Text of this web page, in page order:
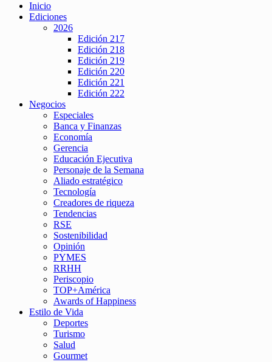
Inicio
Ediciones
2026
Edición 217
Edición 218
Edición 219
Edición 220
Edición 221
Edición 222
Negocios
Especiales
Banca y Finanzas
Economía
Gerencia
Educación Ejecutiva
Personaje de la Semana
Aliado estratégico
Tecnología
Creadores de riqueza
Tendencias
RSE
Sostenibilidad
Opinión
PYMES
RRHH
Periscopio
TOP+América
Awards of Happiness
Estilo de Vida
Deportes
Turismo
Salud
Gourmet